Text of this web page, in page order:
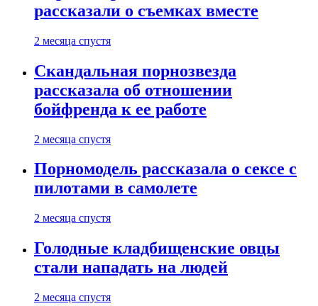
рассказали о съемках вместе
2 месяца спустя
Скандальная порнозвезда
рассказала об отношении
бойфренда к ее работе
2 месяца спустя
Порномодель рассказала о сексе с
пилотами в самолете
2 месяца спустя
Голодные кладбищенские овцы
стали нападать на людей
2 месяца спустя